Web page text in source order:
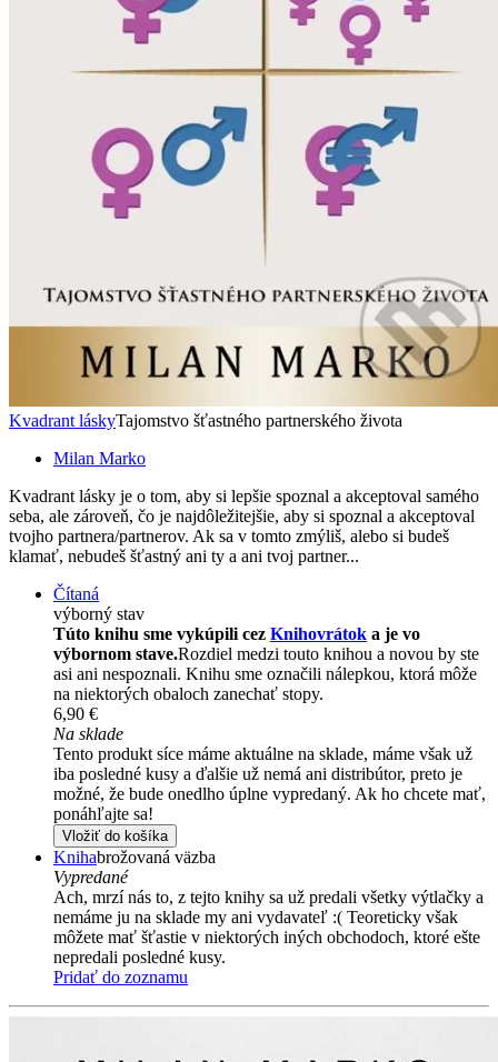
Kvadrant láskyTajomstvo šťastného partnerského života
Milan Marko
Kvadrant lásky je o tom, aby si lepšie spoznal a akceptoval samého
seba, ale zároveň, čo je najdôležitejšie, aby si spoznal a akceptoval
tvojho partnera/partnerov. Ak sa v tomto zmýliš, alebo si budeš
klamať, nebudeš šťastný ani ty a ani tvoj partner...
Čítaná
výborný stav
Túto knihu sme vykúpili cez Knihovrátok a je vo
výbornom stave.Rozdiel medzi touto knihou a novou by ste
asi ani nespoznali. Knihu sme označili nálepkou, ktorá môže
na niektorých obaloch zanechať stopy.
6,90 €
Na sklade
Tento produkt síce máme aktuálne na sklade, máme však už
iba posledné kusy a ďalšie už nemá ani distribútor, preto je
možné, že bude onedlho úplne vypredaný. Ak ho chcete mať,
ponáhľajte sa!
Vložiť do košíka
Knihabrožovaná väzba
Vypredané
Ach, mrzí nás to, z tejto knihy sa už predali všetky výtlačky a
nemáme ju na sklade my ani vydavateľ :( Teoreticky však
môžete mať šťastie v niektorých iných obchodoch, ktoré ešte
nepredali posledné kusy.
Pridať do zoznamu